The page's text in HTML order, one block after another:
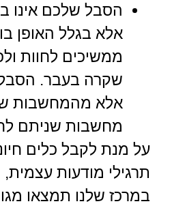
הסבל שלכם אינו
אלא בגלל האופן
ממשיכים לחוות
שקרה בעבר.
אלא מהמחשבות
מחשבות שניתם
על מנת לקבל כלים
תרגילי מודעות
במרכז שלנו תמצאו